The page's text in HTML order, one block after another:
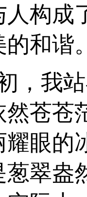
人构成
的和谐
，我
苍苍
眼的
翠盎